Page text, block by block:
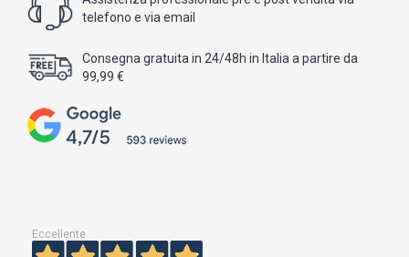
telefono e via email
Consegna gratuita in 24/48h in Italia a partire da
99,99 €
Eccellente